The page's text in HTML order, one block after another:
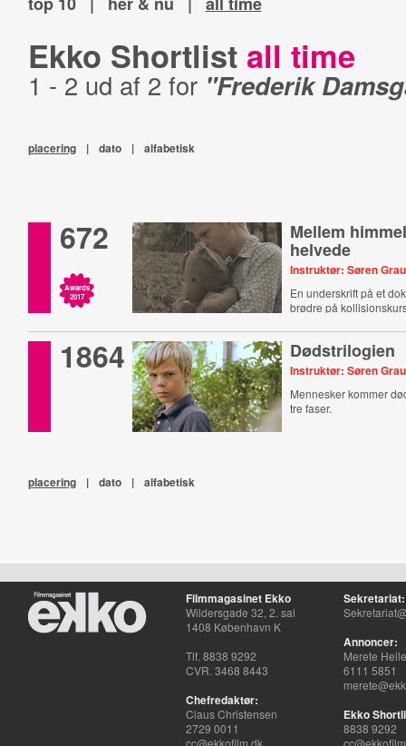
Ekko Shortlist all time
1 - 2 ud af 2 for "Frederik
placering | dato | alfabetisk
672
Awards
2017
Mellem
helvede
Instruktør: Søren Grau
En underskrift på et
brødre på
1864 Dødstrilogien
Instruktør: Søren Grau
Mennesker kommer
tre faser.
placering | dato | alfabetisk
Filmmagasinet Ekko
Wildersgade 32, 2. sal
1408 København K
Tlf. 8838 9292
CVR. 3468 8443
Chefredaktør:
Claus Christensen
2729 0011
cc@ekkofilm.dk
Sekretariat:
Annoncer:
Merete
6111 5851
Ekko
8838 9292